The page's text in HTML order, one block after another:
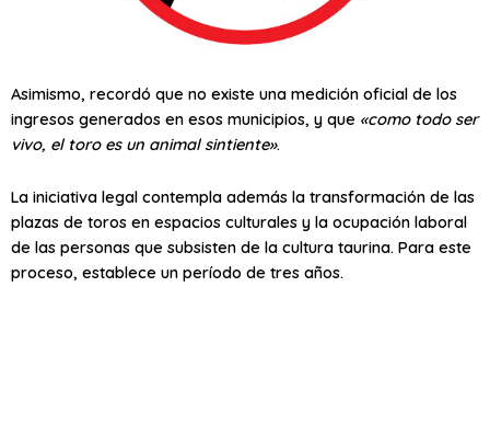
Asimismo, recordó que no existe una medición oficial de los
ingresos generados en esos municipios, y que «como todo ser
vivo, el toro es un animal sintiente».
La iniciativa legal contempla además la transformación de las
plazas de toros en espacios culturales y la ocupación laboral
de las personas que subsisten de la cultura taurina. Para este
proceso, establece un período de tres años.